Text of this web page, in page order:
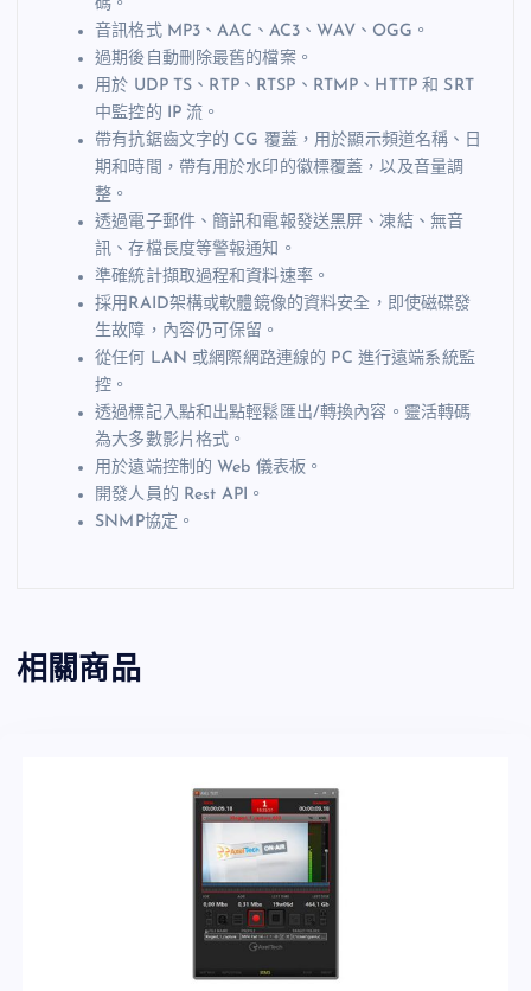
碼。
音訊格式 MP3、AAC、AC3、WAV、OGG。
過期後自動刪除最舊的檔案。
用於 UDP TS、RTP、RTSP、RTMP、HTTP 和 SRT
中監控的 IP 流。
帶有抗鋸齒文字的 CG 覆蓋，用於顯示頻道名稱、日
期和時間，帶有用於水印的徽標覆蓋，以及音量調
整。
透過電子郵件、簡訊和電報發送黑屏、凍結、無音
訊、存檔長度等警報通知。
準確統計擷取過程和資料速率。
採用RAID架構或軟體鏡像的資料安全，即使磁碟發
生故障，內容仍可保留。
從任何 LAN 或網際網路連線的 PC 進行遠端系統監
控。
透過標記入點和出點輕鬆匯出/轉換內容。靈活轉碼
為大多數影片格式。
用於遠端控制的 Web 儀表板。
開發人員的 Rest API。
SNMP協定。
相關商品